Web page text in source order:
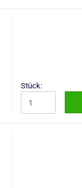
Stück: